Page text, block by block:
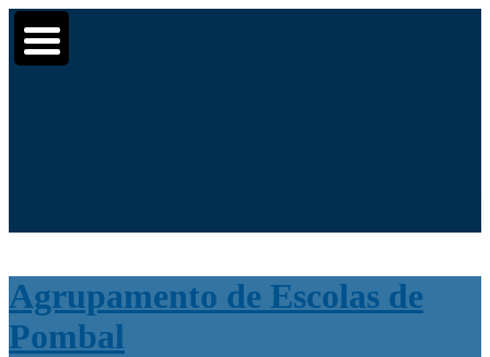
Agrupamento de Escolas de
Pombal